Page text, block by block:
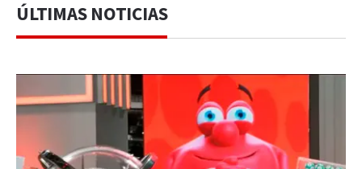
ÚLTIMAS NOTICIAS